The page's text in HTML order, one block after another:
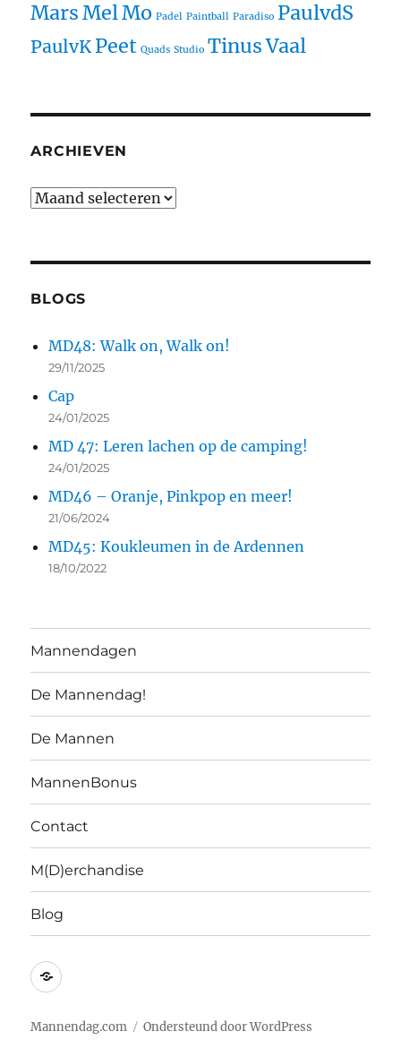
Mars MelMo Padel Paintball Paradiso PaulvdS
PaulvKPeet Quads Studio Tinus Vaal
ARCHIEVEN
BLOGS
MD48: Walk on, Walk on!
29/11/2025
Cap
24/01/2025
MD 47: Leren lachen op de camping!
24/01/2025
MD46 – Oranje, Pinkpop en meer!
21/06/2024
MD45: Koukleumen in de Ardennen
18/10/2022
Mannendagen
De Mannendag!
De Mannen
MannenBonus
Contact
M(D)erchandise
Blog
Mannendag.com Ondersteund door WordPress